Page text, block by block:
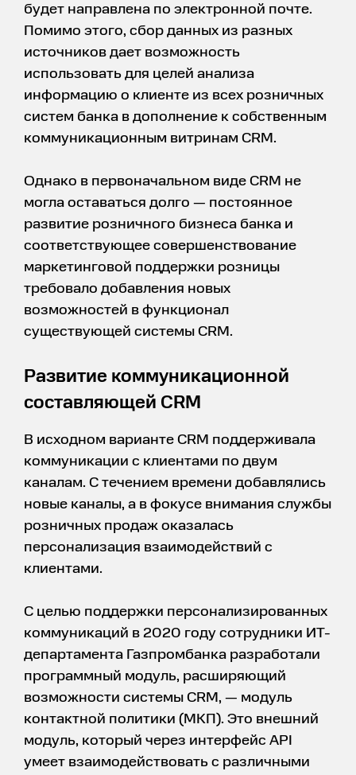
будет направлена по электронной почте.
Помимо этого, сбор данных из разных
источников дает возможность
использовать для целей анализа
информацию о клиенте из всех розничных
систем банка в дополнение к собственным
коммуникационным витринам CRM.
Однако в первоначальном виде CRM не
могла оставаться долго — постоянное
развитие розничного бизнеса банка и
соответствующее совершенствование
маркетинговой поддержки розницы
требовало добавления новых
возможностей в функционал
существующей системы CRM.
Развитие коммуникационной
составляющей CRM
В исходном варианте CRM поддерживала
коммуникации с клиентами по двум
каналам. С течением времени добавлялись
новые каналы, а в фокусе внимания службы
розничных продаж оказалась
персонализация взаимодействий с
клиентами.
С целью поддержки персонализированных
коммуникаций в 2020 году сотрудники ИТ-
департамента Газпромбанка разработали
программный модуль, расширяющий
возможности системы CRM, — модуль
контактной политики (МКП). Это внешний
модуль, который через интерфейс API
умеет взаимодействовать с различными